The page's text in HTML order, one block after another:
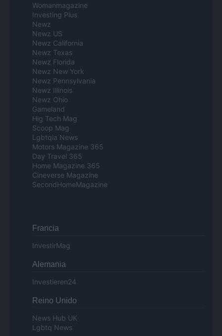
Womanmagazine
Investing Plus
Newz
Newz US
Newz California
Newz Texas
Newz Florida
Newz New York
Newz Pennsylvania
Newz Illinois
Newz Ohio
Gameland
Hig Tech Mag
Scoop Mag
Lgbtqia News
Motors Magazine 365
Day Travel 365
Home Magazine 365
Cineverse Magazine
SecondHomeMagazine
Francia
InvestirMag
Alemania
Investieren24
Reino Unido
News Hub UK
Lgbtq News